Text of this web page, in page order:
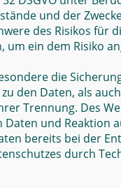
und der
des Risikos für
ein dem Risiko
die
den Daten, als
Trennung. Des
und Reaktion
bereits bei der
durch